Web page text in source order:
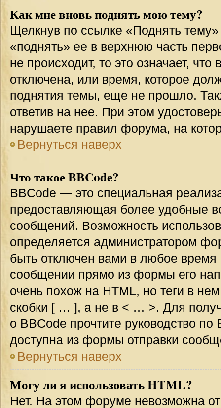
Как мне вновь поднять мою тему?
Щелкнув по ссылке «Поднять
«поднять» ее в верхнюю часть
не происходит, то это означает,
отключена, или время, которое
поднятия темы, еще не прошло.
ответив на нее. При этом
нарушаете правил форума, на
Вернуться наверх
Что такое BBCode?
BBCode — это специальная
предоставляющая более удобные
сообщений. Возможность
определяется администратором
быть отключен вами в любое
сообщении прямо из формы его
очень похож на HTML, но теги в
скобки [ … ], а не в < … >. Для
о BBCode прочтите руководство
доступна из формы отправки
Вернуться наверх
Могу ли я использовать HTML?
Нет. На этом форуме невозможна